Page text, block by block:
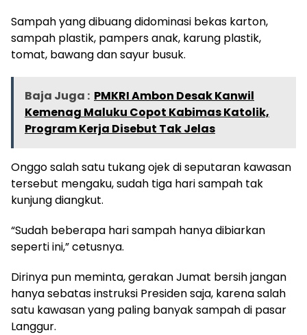
Sampah yang dibuang didominasi bekas karton,
sampah plastik, pampers anak, karung plastik,
tomat, bawang dan sayur busuk.
Baja Juga : PMKRI Ambon Desak Kanwil
Kemenag Maluku Copot Kabimas Katolik,
Program Kerja Disebut Tak Jelas
Onggo salah satu tukang ojek di seputaran kawasan
tersebut mengaku, sudah tiga hari sampah tak
kunjung diangkut.
“Sudah beberapa hari sampah hanya dibiarkan
seperti ini,” cetusnya.
Dirinya pun meminta, gerakan Jumat bersih jangan
hanya sebatas instruksi Presiden saja, karena salah
satu kawasan yang paling banyak sampah di pasar
Langgur.